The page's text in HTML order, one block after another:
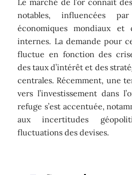
Le marché de l’or connaît
notables, influencées
économiques mondiaux et
internes. La demande pour
fluctue en fonction des
des taux d’intérêt et des
centrales. Récemment, une
vers l’investissement dans
refuge s’est accentuée,
aux incertitudes
fluctuations des devises.